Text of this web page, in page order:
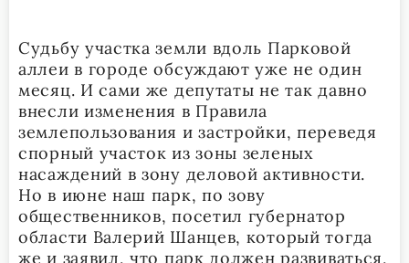
Судьбу участка земли вдоль Парковой
аллеи в городе обсуждают уже не один
месяц. И сами же депутаты не так давно
внесли изменения в Правила
землепользования и застройки, переведя
спорный участок из зоны зеленых
насаждений в зону деловой активности.
Но в июне наш парк, по зову
общественников, посетил губернатор
области Валерий Шанцев, который тогда
же и заявил, что парк должен развиваться,